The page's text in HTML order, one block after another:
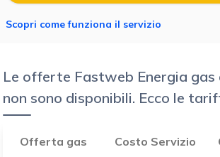
Scopri come funziona il servizio
Le offerte Fastweb Energia gas
non sono disponibili. Ecco le
Offerta gas Costo Servizio